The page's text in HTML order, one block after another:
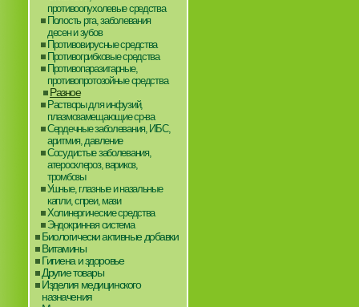
противоопухолевые средства
Полость рта, заболевания
десен и зубов
Противовирусные средства
Противогрибковые средства
Противопаразитарные,
противопротозойные средства
Разное
Растворы для инфузий,
плазмозамещающие ср-ва
Сердечные заболевания, ИБС,
аритмия, давление
Сосудистые заболевания,
атеросклероз, варикоз,
тромбозы
Ушные, глазные и назальные
капли, спреи, мази
Холинергические средства
Эндокринная система
Биологически активные добавки
Витамины
Гигиена и здоровье
Другие товары
Изделия медицинского
назначения